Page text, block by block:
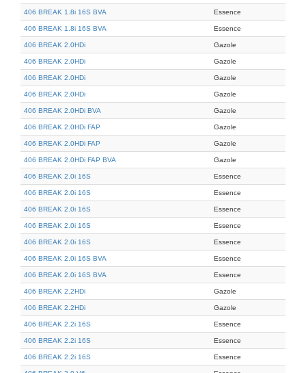
406 BREAK 1.8i 16S BVA Essence
406 BREAK 1.8i 16S BVA Essence
406 BREAK 2.0HDi Gazole
406 BREAK 2.0HDi Gazole
406 BREAK 2.0HDi Gazole
406 BREAK 2.0HDi Gazole
406 BREAK 2.0HDi BVA Gazole
406 BREAK 2.0HDi FAP Gazole
406 BREAK 2.0HDi FAP Gazole
406 BREAK 2.0HDi FAP BVA Gazole
406 BREAK 2.0i 16S Essence
406 BREAK 2.0i 16S Essence
406 BREAK 2.0i 16S Essence
406 BREAK 2.0i 16S Essence
406 BREAK 2.0i 16S Essence
406 BREAK 2.0i 16S BVA Essence
406 BREAK 2.0i 16S BVA Essence
406 BREAK 2.2HDi Gazole
406 BREAK 2.2HDi Gazole
406 BREAK 2.2i 16S Essence
406 BREAK 2.2i 16S Essence
406 BREAK 2.2i 16S Essence